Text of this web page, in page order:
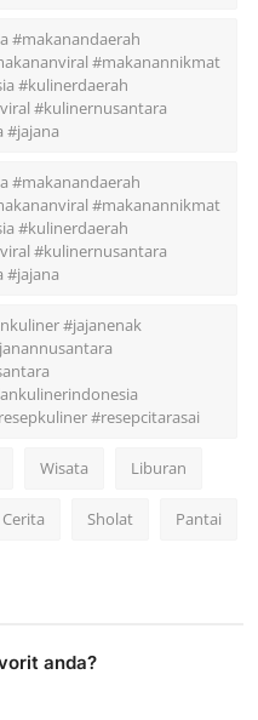
#makanandaerah
#makanannikmat
#kulinerdaerah
#kulinernusantara
#jajana
#makanandaerah
#makanannikmat
#kulinerdaerah
#kulinernusantara
#jajana
#jajanenak
#resepcitarasai
Wisata Liburan
Cerita Sholat Pantai
anda?